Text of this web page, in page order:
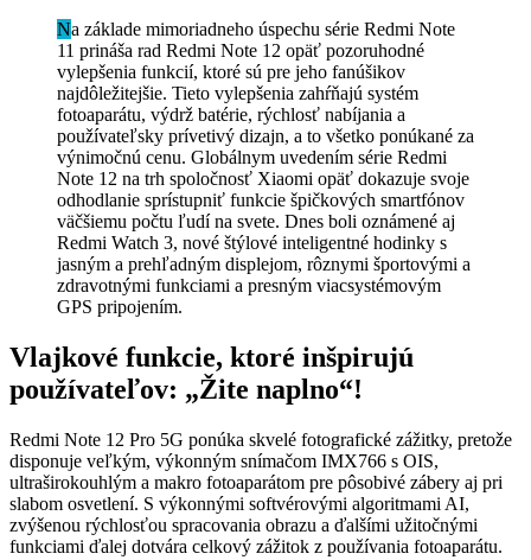
Na základe mimoriadneho úspechu série Redmi Note
11 prináša rad Redmi Note 12 opäť pozoruhodné
vylepšenia funkcií, ktoré sú pre jeho fanúšikov
najdôležitejšie. Tieto vylepšenia zahŕňajú systém
fotoaparátu, výdrž batérie, rýchlosť nabíjania a
používateľsky prívetivý dizajn, a to všetko ponúkané za
výnimočnú cenu. Globálnym uvedením série Redmi
Note 12 na trh spoločnosť Xiaomi opäť dokazuje svoje
odhodlanie sprístupniť funkcie špičkových smartfónov
väčšiemu počtu ľudí na svete. Dnes boli oznámené aj
Redmi Watch 3, nové štýlové inteligentné hodinky s
jasným a prehľadným displejom, rôznymi športovými a
zdravotnými funkciami a presným viacsystémovým
GPS pripojením.
Vlajkové funkcie, ktoré inšpirujú
používateľov: „Žite naplno“!
Redmi Note 12 Pro 5G ponúka skvelé fotografické zážitky, pretože
disponuje veľkým, výkonným snímačom IMX766 s OIS,
ultraširokouhlým a makro fotoaparátom pre pôsobivé zábery aj pri
slabom osvetlení. S výkonnými softvérovými algoritmami AI,
zvýšenou rýchlosťou spracovania obrazu a ďalšími užitočnými
funkciami ďalej dotvára celkový zážitok z používania fotoaparátu.